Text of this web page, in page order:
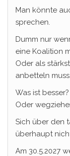
Man könnte
sprechen.
Dumm nur
eine Koalition
Oder als
anbetteln muss.
Was ist
Oder
Sich über den
überhaupt
Am 30.5.2027